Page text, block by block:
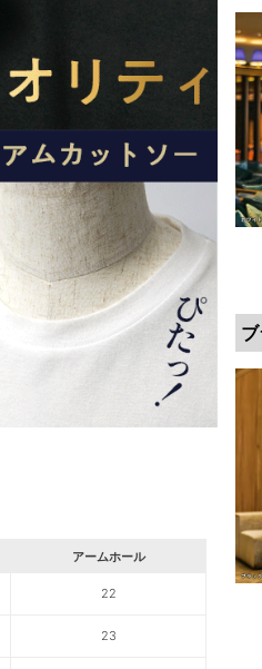
アームホール
22
23